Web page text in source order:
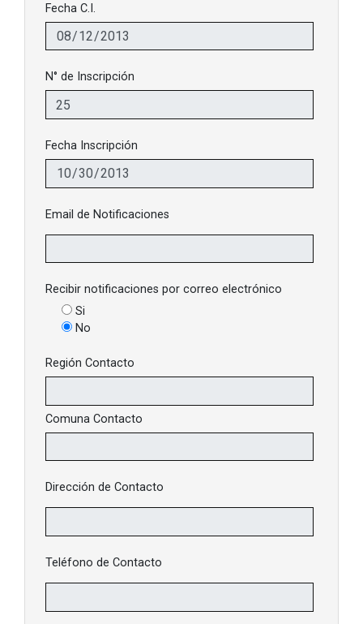
Fecha C.I.
N° de Inscripción
Fecha Inscripción
Email de Notificaciones
Recibir notificaciones por correo electrónico
Si
No
Región Contacto
Comuna Contacto
Dirección de Contacto
Teléfono de Contacto